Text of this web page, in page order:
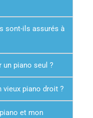
sont-ils assurés à
un piano seul ?
vieux piano droit ?
et mon